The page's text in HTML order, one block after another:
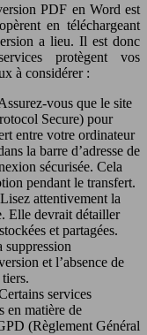
PDF en Word est
en téléchargeant
a lieu. Il est donc
protègent vos
à considérer :
vous que le site
Secure) pour
entre votre ordinateur
la barre d’adresse de
sécurisée. Cela
pendant le transfert.
Lisez attentivement la
Elle devrait détailler
et partagées.
suppression
et l’absence de
services
en matière de
(Règlement Général